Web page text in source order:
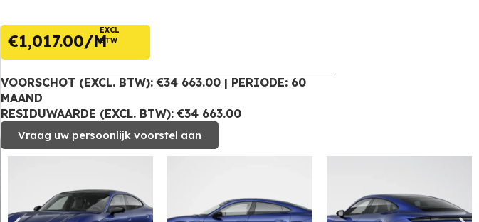
€1,017.00
EXCL
BTW
VOORSCHOT (EXCL. BTW): €34 663.00 | PERIODE: 60
MAAND
RESIDUWAARDE (EXCL. BTW): €34 663.00
Vraag uw persoonlijk voorstel aan